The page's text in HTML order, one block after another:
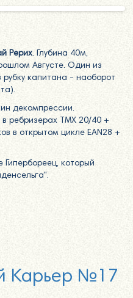
Рерих. Глубина 40м,
Августе. Один из
рубку капитана - наоборот
декомпрессии.
ребризерах TMX 20/40 +
в открытом цикле EAN28 +
который
Карьер №17